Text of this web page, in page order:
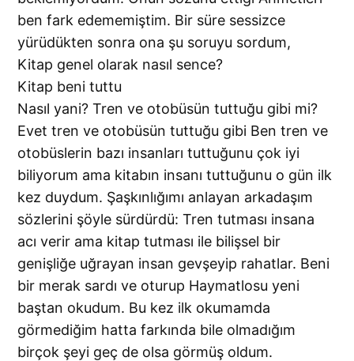
ben fark edememiştim. Bir süre sessizce
yürüdükten sonra ona şu soruyu sordum,
Kitap genel olarak nasıl sence?
Kitap beni tuttu
Nasıl yani? Tren ve otobüsün tuttuğu gibi mi?
Evet tren ve otobüsün tuttuğu gibi Ben tren ve
otobüslerin bazı insanları tuttuğunu çok iyi
biliyorum ama kitabın insanı tuttuğunu o gün ilk
kez duydum. Şaşkınlığımı anlayan arkadaşım
sözlerini şöyle sürdürdü: Tren tutması insana
acı verir ama kitap tutması ile bilişsel bir
genişliğe uğrayan insan gevşeyip rahatlar. Beni
bir merak sardı ve oturup Haymatlosu yeni
baştan okudum. Bu kez ilk okumamda
görmediğim hatta farkında bile olmadığım
birçok şeyi geç de olsa görmüş oldum.